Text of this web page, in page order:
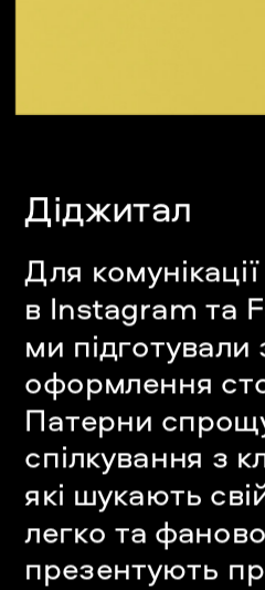
Діджитал
Для
в Іnstagram та
ми підготували
оформлення
Патерни
спілкування з
які шукають
легко та фаново
презентують